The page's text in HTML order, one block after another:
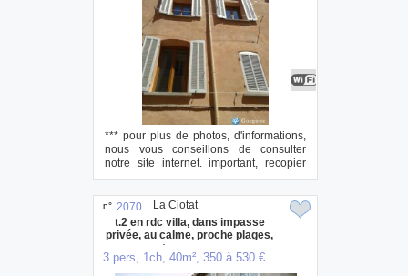
*** pour plus de photos, d'informations,
nous vous conseillons de consulter
notre site internet. important, recopier
l'a...
n° 2070
t.2 en rdc villa, dans impasse
privée, au calme, proche plages,
port, commerces
3 pers, 1ch, 40m², 350 à 530 €
La Ciotat